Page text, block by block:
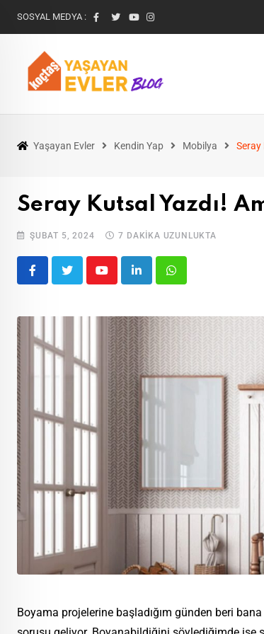
SOSYAL MEDYA :
Yaşayan Evler Kendin Yap Mobilya Seray
Seray Kutsal Yazdı!
ŞUBAT 5, 2024 7 DAKIKA UZUNLUKTA
Boyama projelerine başladığım günden beri